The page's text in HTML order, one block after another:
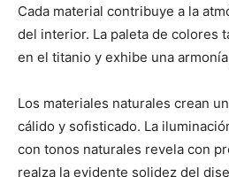
Cada material contribuye a la
del interior. La paleta de colores
en el titanio y exhibe una
Los materiales naturales crean
cálido y sofisticado. La
con tonos naturales revela con
realza la evidente solidez del